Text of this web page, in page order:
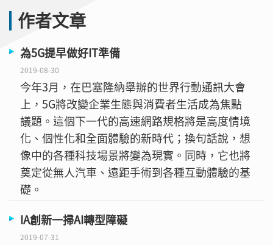
作者文章
為5G提早做好IT準備
2019-08-30
今年3月，在巴塞隆納舉辦的世界行動通訊大會
上，5G將改變企業生態與消費者生活成為焦點
議題。這個下一代的高速網路規格將是高度情境
化、個性化和全面體驗的新時代；換句話說，想
像中的各種科技場景將變為現實。同時，它也將
奠定從無人汽車、遠距手術到各種互動體驗的基
礎。
IA創新一掃AI轉型障礙
2019-07-31